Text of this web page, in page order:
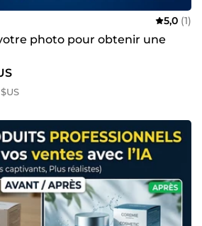
5,0 (1)
photo pour obtenir une